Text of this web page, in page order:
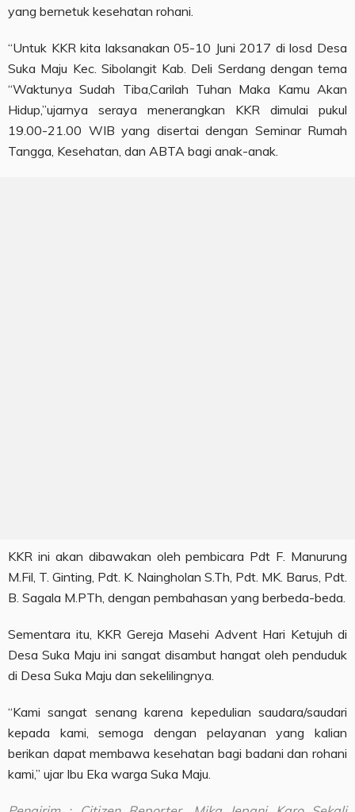
yang bernetuk kesehatan rohani.
“Untuk KKR kita laksanakan 05-10 Juni 2017 di losd Desa
Suka Maju Kec. Sibolangit Kab. Deli Serdang dengan tema
“Waktunya Sudah Tiba,Carilah Tuhan Maka Kamu Akan
Hidup,”ujarnya seraya menerangkan KKR dimulai pukul
19.00-21.00 WIB yang disertai dengan Seminar Rumah
Tangga, Kesehatan, dan ABTA bagi anak-anak.
KKR ini akan dibawakan oleh pembicara Pdt F. Manurung
M.Fil, T. Ginting, Pdt. K. Naingholan S.Th, Pdt. MK. Barus, Pdt.
B. Sagala M.PTh, dengan pembahasan yang berbeda-beda.
Sementara itu, KKR Gereja Masehi Advent Hari Ketujuh di
Desa Suka Maju ini sangat disambut hangat oleh penduduk
di Desa Suka Maju dan sekelilingnya.
“Kami sangat senang karena kepedulian saudara/saudari
kepada kami, semoga dengan pelayanan yang kalian
berikan dapat membawa kesehatan bagi badani dan rohani
kami,” ujar Ibu Eka warga Suka Maju.